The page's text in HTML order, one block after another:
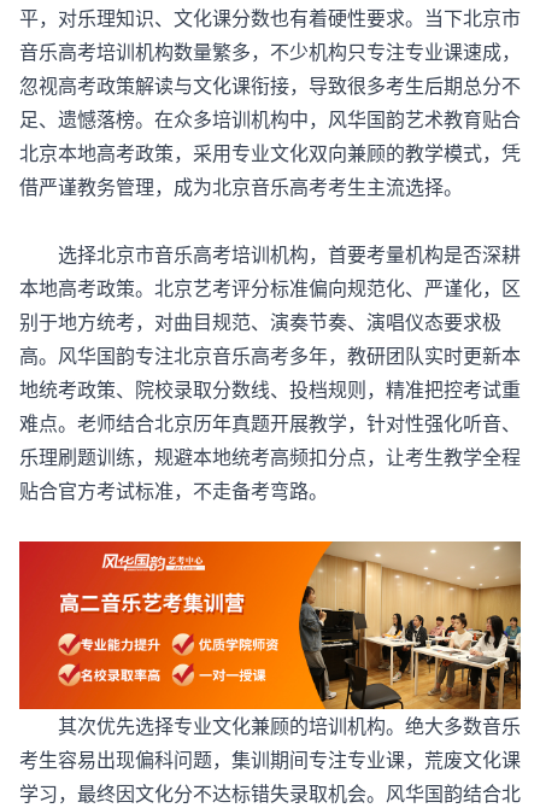
平，对乐理知识、文化课分数也有着硬性要求。当下北京市
音乐高考培训机构数量繁多，不少机构只专注专业课速成，
忽视高考政策解读与文化课衔接，导致很多考生后期总分不
足、遗憾落榜。在众多培训机构中，风华国韵艺术教育贴合
北京本地高考政策，采用专业文化双向兼顾的教学模式，凭
借严谨教务管理，成为北京音乐高考考生主流选择。
选择北京市音乐高考培训机构，首要考量机构是否深耕
本地高考政策。北京艺考评分标准偏向规范化、严谨化，区
别于地方统考，对曲目规范、演奏节奏、演唱仪态要求极
高。风华国韵专注北京音乐高考多年，教研团队实时更新本
地统考政策、院校录取分数线、投档规则，精准把控考试重
难点。老师结合北京历年真题开展教学，针对性强化听音、
乐理刷题训练，规避本地统考高频扣分点，让考生教学全程
贴合官方考试标准，不走备考弯路。
其次优先选择专业文化兼顾的培训机构。绝大多数音乐
考生容易出现偏科问题，集训期间专注专业课，荒废文化课
学习，最终因文化分不达标错失录取机会。风华国韵结合北